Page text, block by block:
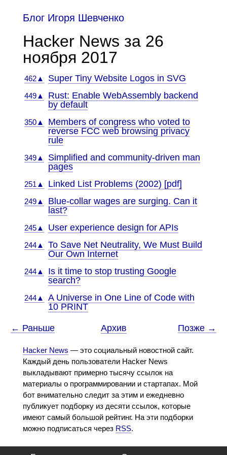
Блог Игоря Шевченко
Hacker News за 26
ноября 2017
462▲ Super Tiny Website Logos in SVG
449▲
Rust: Enable WebAssembly backend
by default
350▲
Members of congress who voted to
reverse FCC web browsing privacy
rule
349▲
Simplified and community-driven man
pages
251▲ Linked List Problems (2002) [pdf]
249▲
Blue-collar wages are surging. Can it
last?
245▲ User experience design for APIs
244▲
To Save Net Neutrality, We Must Build
Our Own Internet
244▲
Is it time to stop trusting Google
search?
244▲
A Universe in One Line of Code with
10 PRINT
← Раньше Архив Позже →
Hacker News — это социальный новостной сайт.
Каждый день пользователи Hacker News
выкладывают примерно тысячу ссылок на
материалы о программировании и стартапах. Мой
бот внимательно следит за этим и ежедневно
публикует подборку из десяти ссылок, которые
имеют самый большой рейтинг. На эти подборки
можно подписаться через RSS.